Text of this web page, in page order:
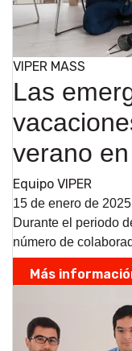
VIPER MASS
Las
verano
Equipo VIPER
15 de enero de
Durante el periodo
número de
Más